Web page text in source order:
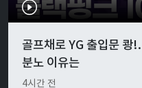
골프채로 YG 출입문 쾅
분노 이유는
4시간 전